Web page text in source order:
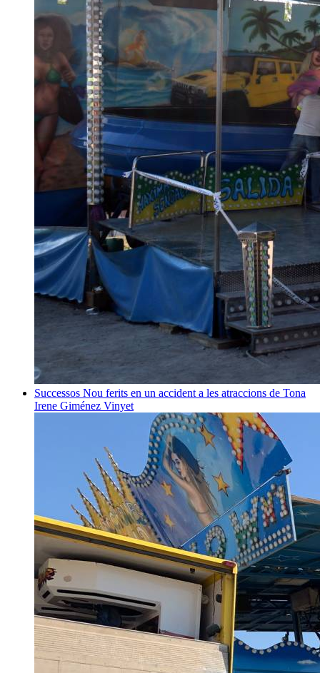
Successos Nou ferits en un accident a les atraccions de Tona
Irene Giménez Vinyet